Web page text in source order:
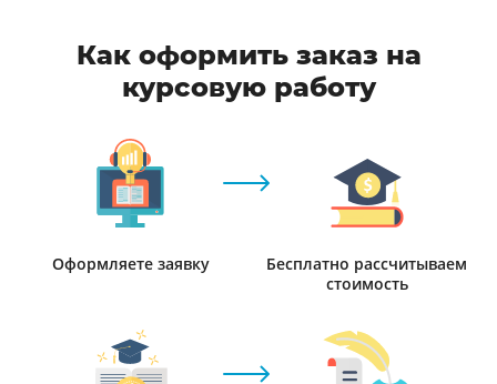
Как оформить заказ на
курсовую работу
Оформляете заявку
Бесплатно рассчитываем
стоимость